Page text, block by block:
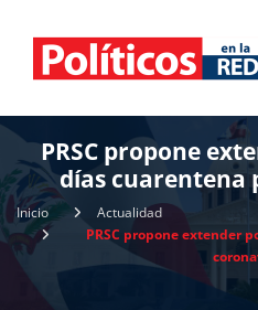
PRSC propone
días cuarentena
Inicio
Actualidad
PRSC propone extender